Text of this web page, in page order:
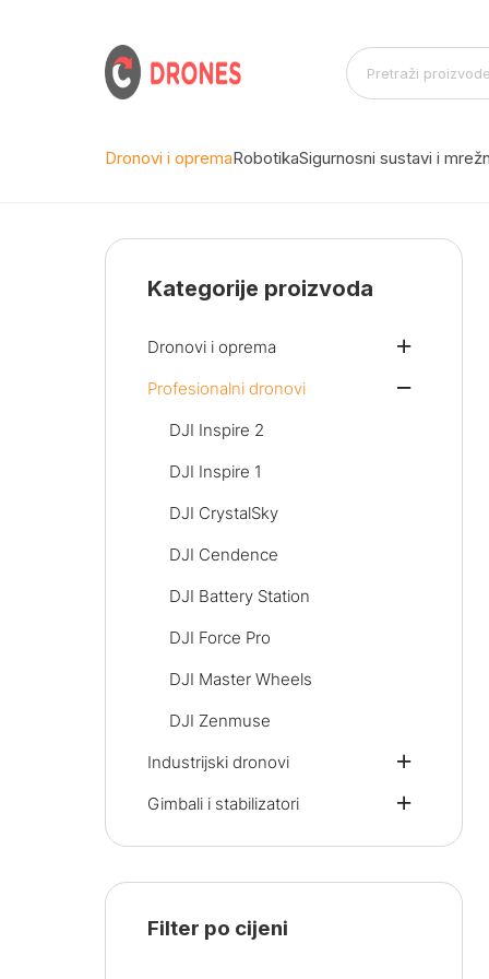
Dronovi i opremaRobotikaSigurnosni sustavi i
Kategorije proizvoda
Dronovi i oprema
Profesionalni dronovi
DJI Inspire 2
DJI Inspire 1
DJI CrystalSky
DJI Cendence
DJI Battery Station
DJI Force Pro
DJI Master Wheels
DJI Zenmuse
Industrijski dronovi
Gimbali i stabilizatori
Filter po cijeni